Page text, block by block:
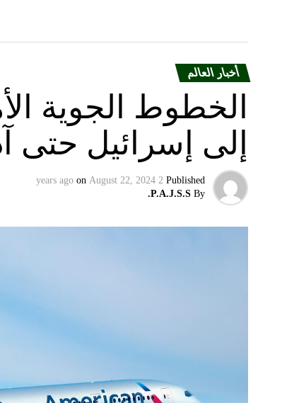
أخبار العالم
الخطوط الجوية
إلى إسرائيل حتى
Published
2 years ago
on August 22, 2024
By
P.A.J.S.S.